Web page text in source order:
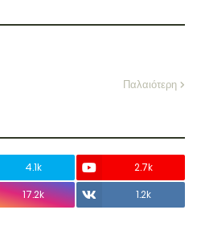
Παλαιότερη
4.1k
2.7k
17.2k 1.2k